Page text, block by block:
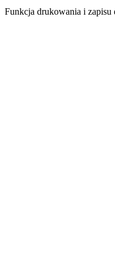
Funkcja drukowania i